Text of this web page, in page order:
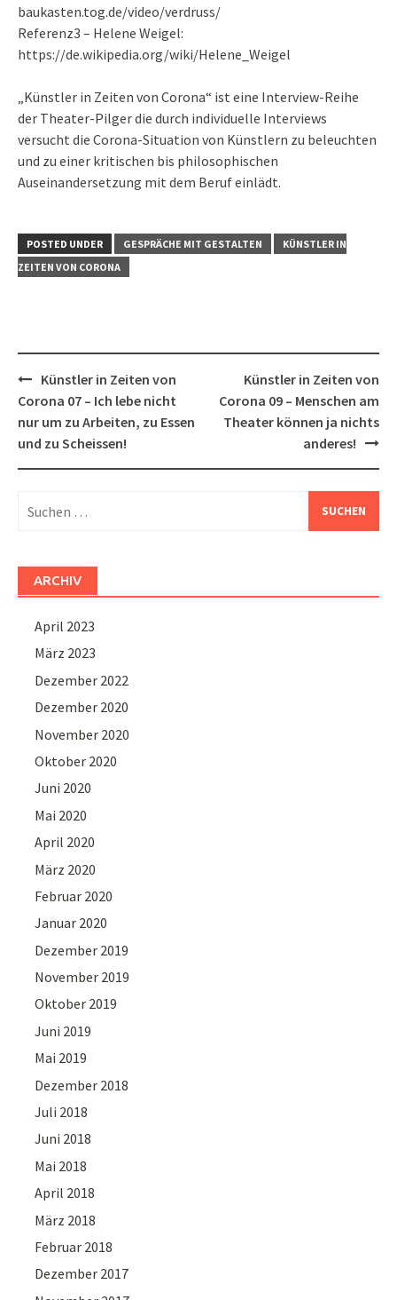
baukasten.tog.de/video/verdruss/
Referenz3 – Helene Weigel:
https://de.wikipedia.org/wiki/Helene_Weigel
„Künstler in Zeiten von Corona“ ist eine Interview-Reihe
der Theater-Pilger die durch individuelle Interviews
versucht die Corona-Situation von Künstlern zu beleuchten
und zu einer kritischen bis philosophischen
Auseinandersetzung mit dem Beruf einlädt.
POSTED UNDER GESPRÄCHE MIT GESTALTEN
KÜNSTLER IN
ZEITEN VON CORONA
Post
navigation
Künstler in Zeiten von
Corona 07 – Ich lebe nicht
nur um zu Arbeiten, zu Essen
und zu Scheissen!
Künstler in Zeiten von
Corona 09 – Menschen am
Theater können ja nichts
anderes!
nach:
ARCHIV
April 2023
März 2023
Dezember 2022
Dezember 2020
November 2020
Oktober 2020
Juni 2020
Mai 2020
April 2020
März 2020
Februar 2020
Januar 2020
Dezember 2019
November 2019
Oktober 2019
Juni 2019
Mai 2019
Dezember 2018
Juli 2018
Juni 2018
Mai 2018
April 2018
März 2018
Februar 2018
Dezember 2017